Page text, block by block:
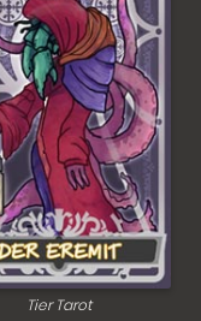
Tier Tarot